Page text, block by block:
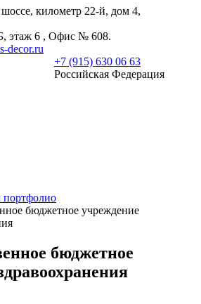
километр 22-й, дом 4,
этаж 6 , Офис № 608.
decor.ru
+7 (915) 630 06 63
Российская Федерация
бюджетное учреждение
бюджетное